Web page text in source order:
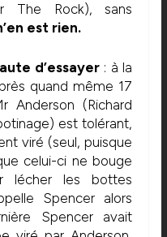
The Rock), sans
est rien.
d’essayer : à la
quand même 17
Anderson (Richard
est tolérant,
viré (seul, puisque
celui-ci ne bouge
lécher les bottes
Spencer alors
Spencer avait